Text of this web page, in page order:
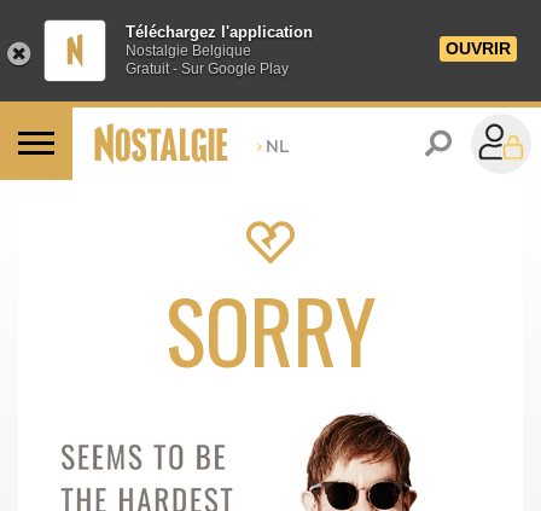
Téléchargez l'application
Nostalgie Belgique
Gratuit - Sur Google Play
OUVRIR
> NL
SORRY